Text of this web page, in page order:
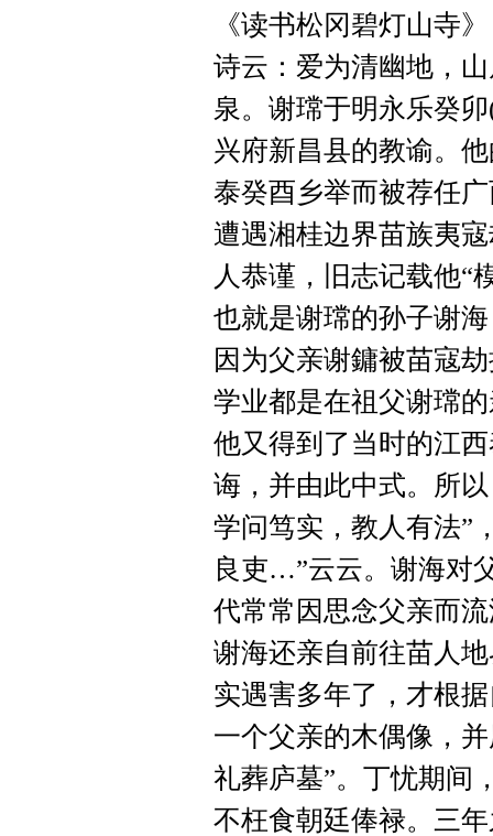
《读书松冈碧灯山寺
诗云：爱为清幽地，
泉。谢瑺于明永乐癸
兴府新昌县的教谕。
泰癸酉乡举而被荐任
遭遇湘桂边界苗族夷
人恭谨，旧志记载他“
也就是谢瑺的孙子谢
因为父亲谢鏞被苗寇
学业都是在祖父谢瑺
他又得到了当时的江
诲，并由此中式。所
学问笃实，教人有法”
良吏…”云云。谢海对
代常常因思念父亲而
谢海还亲自前往苗人
实遇害多年了，才根
一个父亲的木偶像，
礼葬庐墓”。丁忧期间
不枉食朝廷俸禄。三